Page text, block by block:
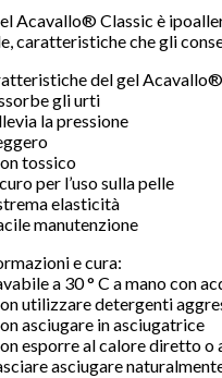
Acavallo® Classic è
caratteristiche che gli
del gel
gli urti
la pressione
tossico
per l’uso sulla pelle
elasticità
manutenzione
e cura:
a 30 ° C a mano con
utilizzare detergenti
asciugare in asciugatrice
esporre al calore diretto o
asciugare